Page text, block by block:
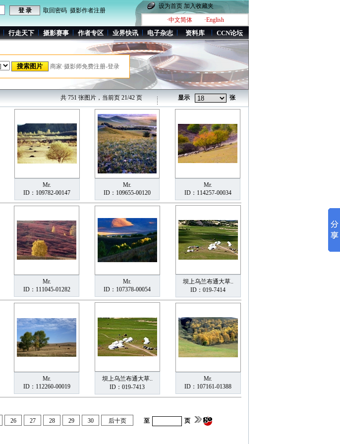
取回密码 摄影作者注册
设为首页 加入收藏夹
·中文简体
·English
行走天下 摄影赛事 作者专区 业界快讯 电子杂志 资料库 CCN论坛
商家·摄影师免费注册-登录
共 751 张图片，当前页 21/42 页 显示 张
Mr.
ID：109782-00147
Mr.
ID：109655-00120
Mr.
ID：114257-00034
Mr.
ID：111045-01282
Mr.
ID：107378-00054
坝上乌兰布通大草..
ID：019-7414
Mr.
ID：112260-00019
坝上乌兰布通大草..
ID：019-7413
Mr.
ID：107161-01388
至 页
26 27 28 29 30 后十页